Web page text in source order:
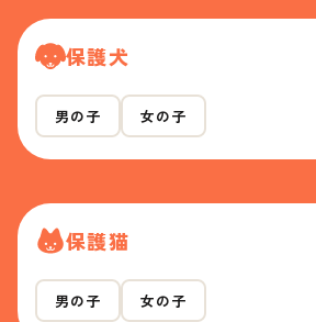
保護犬
男の子 女の子
保護猫
男の子 女の子